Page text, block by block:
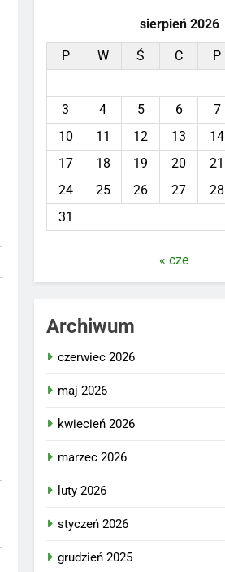
sierpień 2026
P W Ś C P
3
4 5 6 7
10
11 12 13 14
17
18 19 20 21
24
25 26 27 28
31
« cze
Archiwum
czerwiec 2026
maj 2026
kwiecień 2026
marzec 2026
luty 2026
styczeń 2026
grudzień 2025